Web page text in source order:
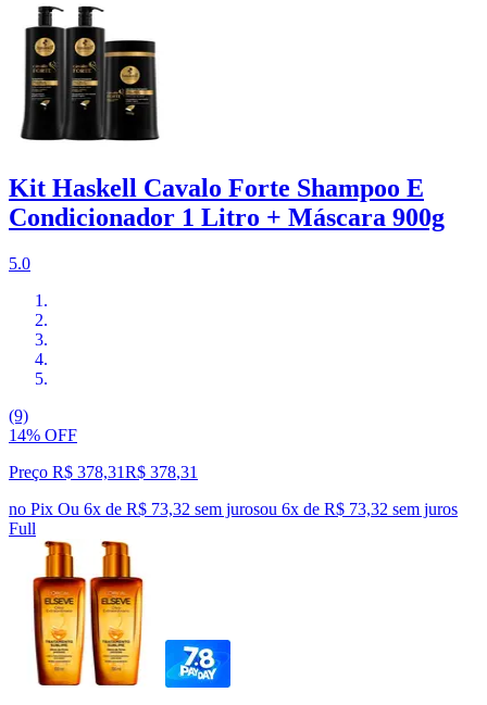
Kit Haskell Cavalo Forte Shampoo E
Condicionador 1 Litro + Máscara 900g
5.0
(9)
14% OFF
Preço R$ 378,31R$ 378,31
no Pix Ou 6x de R$ 73,32 sem jurosou 6x de R$ 73,32 sem juros
Full